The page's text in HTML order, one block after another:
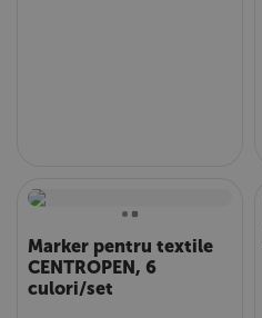
Marker pentru textile
CENTROPEN, 6
culori/set